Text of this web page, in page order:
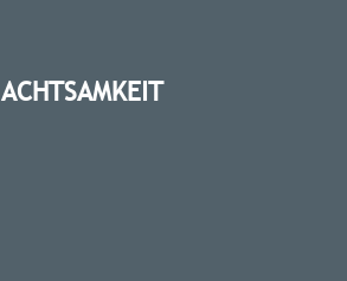
ACHTSAMKEIT